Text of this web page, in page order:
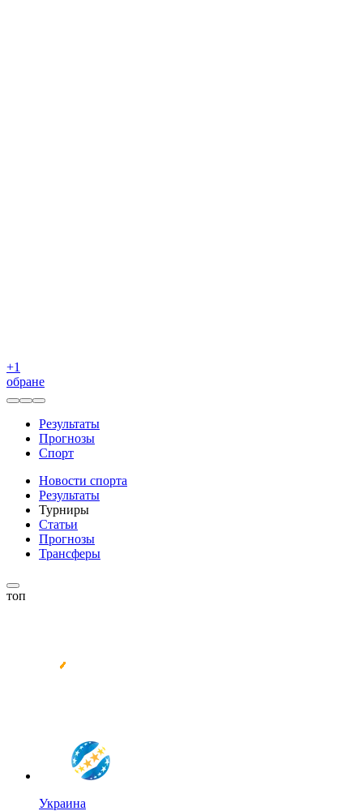
+1
обране
Результаты
Прогнозы
Спорт
Новости спорта
Результаты
Турниры
Статьи
Прогнозы
Трансферы
топ
Украина